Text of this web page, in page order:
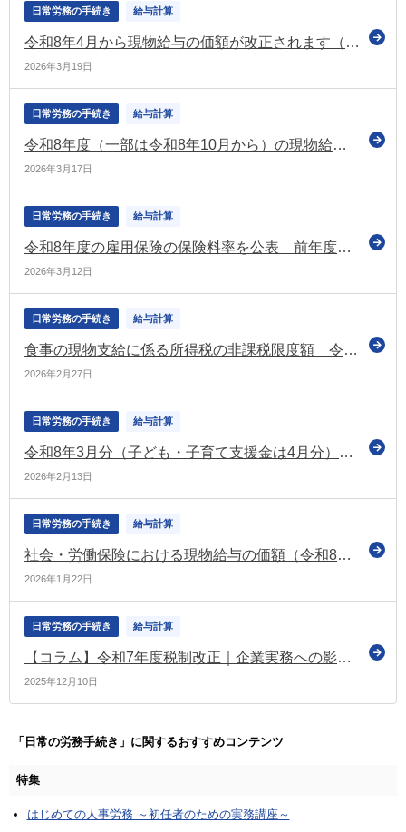
日常労務の手続き 給与計算
令和8年4月から現物給与の価額が改正されます（日本年金機構）
2026年3月19日
日常労務の手続き 給与計算
令和8年度（一部は令和8年10月から）の現物給与の価額が正式決定
2026年3月17日
日常労務の手続き 給与計算
令和8年度の雇用保険の保険料率を公表 前年度から0.1％引き下げ（厚労省）
2026年3月12日
日常労務の手続き 給与計算
食事の現物支給に係る所得税の非課税限度額 令和8年4月から引上げ予定（国税庁）
2026年2月27日
日常労務の手続き 給与計算
令和8年3月分（子ども・子育て支援金は4月分）からの協会けんぽの保険料率 各支部の保険料額表を公表
2026年2月13日
日常労務の手続き 給与計算
社会・労働保険における現物給与の価額（令和8年4月・10月～）を定める告示の改正案について意見募集（パブコメ）
2026年1月22日
日常労務の手続き 給与計算
【コラム】令和7年度税制改正｜企業実務への影響④ 令和8年分以後の給与の源泉徴収事務における注意点をチェック
2025年12月10日
「日常の労務手続き」に関するおすすめコンテンツ
特集
はじめての人事労務 ～初任者のための実務講座～